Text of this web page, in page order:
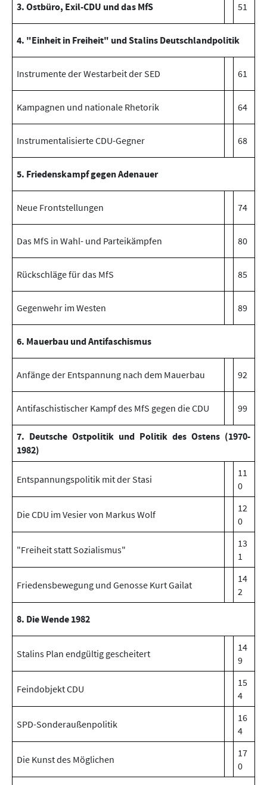
3. Ostbüro, Exil-CDU und das MfS 51
4. "Einheit in Freiheit" und Stalins Deutschlandpolitik
Instrumente der Westarbeit der SED 61
Kampagnen und nationale Rhetorik 64
Instrumentalisierte CDU-Gegner 68
5. Friedenskampf gegen Adenauer
Neue Frontstellungen 74
Das MfS in Wahl- und Parteikämpfen 80
Rückschläge für das MfS 85
Gegenwehr im Westen 89
6. Mauerbau und Antifaschismus
Anfänge der Entspannung nach dem Mauerbau 92
Antifaschistischer Kampf des MfS gegen die CDU 99
7. Deutsche Ostpolitik und Politik des Ostens (1970-
1982)
Entspannungspolitik mit der Stasi
11
0
Die CDU im Vesier von Markus Wolf
12
0
"Freiheit statt Sozialismus"
13
1
Friedensbewegung und Genosse Kurt Gailat
14
2
8. Die Wende 1982
Stalins Plan endgültig gescheitert
14
9
Feindobjekt CDU
15
4
SPD-Sonderaußenpolitik
16
4
Die Kunst des Möglichen
17
0